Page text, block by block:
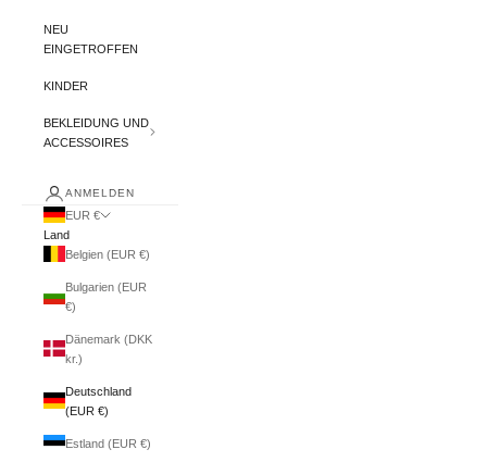
NEU
EINGETROFFEN
KINDER
BEKLEIDUNG UND
ACCESSOIRES
ANMELDEN
EUR €
Land
Belgien (EUR €)
Bulgarien (EUR
€)
Dänemark (DKK
kr.)
Deutschland
(EUR €)
Estland (EUR €)